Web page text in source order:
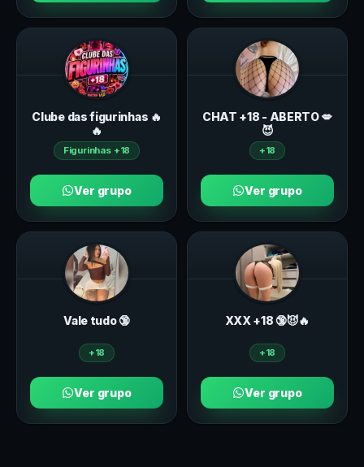
Clube das figurinhas 🔥
🔥
Figurinhas +18
Ver grupo
CHAT +18 - ABERTO 💋
😈
+18
Ver grupo
Vale tudo 🔞
+18
Ver grupo
ХXХ +18 🔞😈🔥
+18
Ver grupo